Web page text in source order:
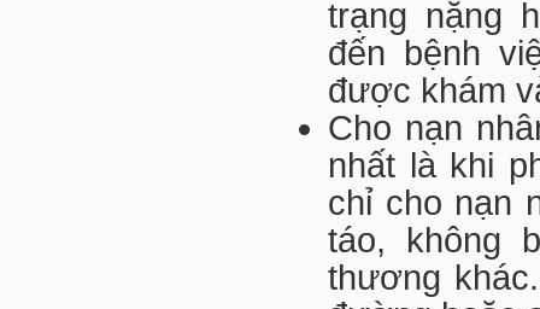
trạng nặng
đến bệnh
được khám
Cho nạn
nhất là khi
chỉ cho nạn
táo, không
thương